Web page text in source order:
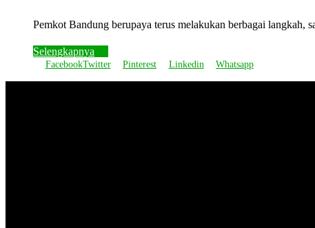
Pemkot Bandung berupaya terus melakukan berbagai
Selengkapnya
FacebookTwitter Pinterest Linkedin Whatsapp